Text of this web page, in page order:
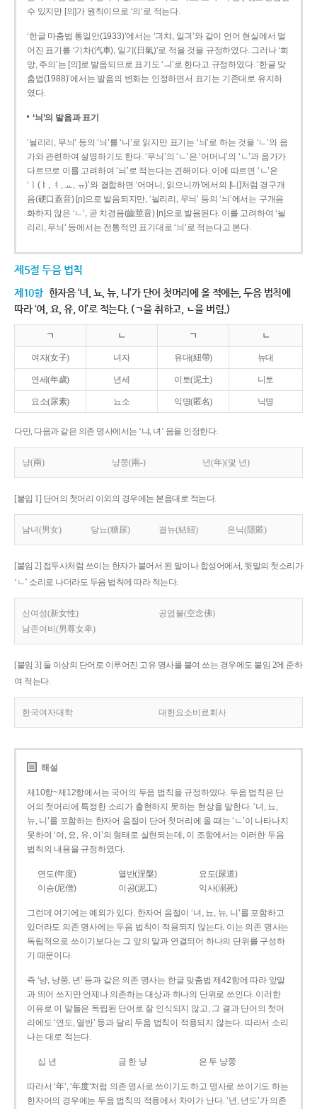
수 있지만 [의]가 원칙이므로 ‘의’로 적는다.
‘한글 마춤법 통일안(1933)’에서는 ‘긔챠, 일긔’와 같이 언어 현실에서 멀
어진 표기를 ‘기차(汽車), 일기(日氣)’로 적을 것을 규정하였다. 그러나 ‘희
망, 주의’는 [의]로 발음되므로 표기도 ‘ㅢ’로 한다고 규정하였다. ‘한글 맞
춤법(1988)’에서는 발음의 변화는 인정하면서 표기는 기존대로 유지하
였다.
‘늬’의 발음과 표기
‘늴리리, 무늬’ 등의 ‘늬’를 ‘니’로 읽지만 표기는 ‘늬’로 하는 것을 ‘ㄴ’의 음
가와 관련하여 설명하기도 한다. ‘무늬’의 ‘ㄴ’은 ‘어머니’의 ‘ㄴ’과 음가가
다르므로 이를 고려하여 ‘늬’로 적는다는 견해이다. 이에 따르면 ‘ㄴ’은
‘ㅣ(ㅑ, ㅕ, ㅛ, ㅠ)’와 결합하면 ‘어머니, 읽으니까’에서의 [니]처럼 경구개
음(硬口蓋音) [ɲ]으로 발음되지만, ‘늴리리, 무늬’ 등의 ‘늬’에서는 구개음
화하지 않은 ‘ㄴ’, 곧 치경음(齒莖音) [n]으로 발음된다. 이를 고려하여 ‘늴
리리, 무늬’ 등에서는 전통적인 표기대로 ‘늬’로 적는다고 본다.
제5절 두음 법칙
제10항 한자음 ‘녀, 뇨, 뉴, 니’가 단어 첫머리에 올 적에는, 두음 법칙에
따라 ‘여, 요, 유, 이’로 적는다. (ㄱ을 취하고, ㄴ을 버림.)
ㄱ ㄴ ㄱ ㄴ
여자(女子) 녀자 유대(紐帶) 뉴대
연세(年歲) 년세 이토(泥土) 니토
요소(尿素) 뇨소 익명(匿名) 닉명
다만, 다음과 같은 의존 명사에서는 ‘냐, 녀’ 음을 인정한다.
냥(兩) 냥쭝(兩-) 년(年)(몇 년)
[붙임 1] 단어의 첫머리 이외의 경우에는 본음대로 적는다.
남녀(男女) 당뇨(糖尿) 결뉴(結紐) 은닉(隱匿)
[붙임 2] 접두사처럼 쓰이는 한자가 붙어서 된 말이나 합성어에서, 뒷말의 첫소리가
‘ㄴ’ 소리로 나더라도 두음 법칙에 따라 적는다.
신여성(新女性)
공염불(空念佛)
남존여비(男尊女卑)
[붙임 3] 둘 이상의 단어로 이루어진 고유 명사를 붙여 쓰는 경우에도 붙임 2에 준하
여 적는다.
한국여자대학 대한요소비료회사
해설
제10항~제12항에서는 국어의 두음 법칙을 규정하였다. 두음 법칙은 단
어의 첫머리에 특정한 소리가 출현하지 못하는 현상을 말한다. ‘녀, 뇨,
뉴, 니’를 포함하는 한자어 음절이 단어 첫머리에 올 때는 ‘ㄴ’이 나타나지
못하여 ‘여, 요, 유, 이’의 형태로 실현되는데, 이 조항에서는 이러한 두음
법칙의 내용을 규정하였다.
연도(年度) 열반(涅槃)
요도(尿道)
이승(尼僧)
이공(泥工) 익사(溺死)
그런데 여기에는 예외가 있다. 한자어 음절이 ‘녀, 뇨, 뉴, 니’를 포함하고
있더라도 의존 명사에는 두음 법칙이 적용되지 않는다. 이는 의존 명사는
독립적으로 쓰이기보다는 그 앞의 말과 연결되어 하나의 단위를 구성하
기 때문이다.
즉 ‘냥, 냥쭝, 년’ 등과 같은 의존 명사는 한글 맞춤법 제42항에 따라 앞말
과 띄어 쓰지만 언제나 의존하는 대상과 하나의 단위로 쓰인다. 이러한
이유로 이 말들은 독립된 단어로 잘 인식되지 않고, 그 결과 단어의 첫머
리에도 ‘연도, 열반’ 등과 달리 두음 법칙이 적용되지 않는다. 따라서 소리
나는 대로 적는다.
십 년 금 한 냥 은 두 냥쭝
따라서 ‘年’, ‘年度’처럼 의존 명사로 쓰이기도 하고 명사로 쓰이기도 하는
한자어의 경우에는 두음 법칙의 적용에서 차이가 난다. ‘년, 년도’가 의존